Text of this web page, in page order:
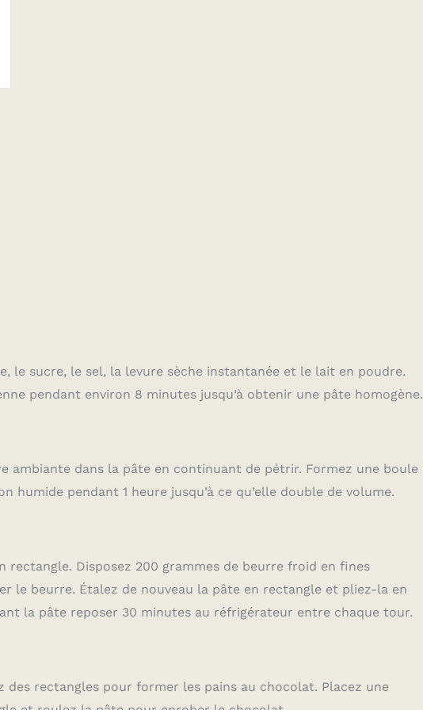
le sucre, le sel, la levure sèche instantanée et le lait en poudre.
pendant environ 8 minutes jusqu’à obtenir une pâte homogène.
ambiante dans la pâte en continuant de pétrir. Formez une boule
humide pendant 1 heure jusqu’à ce qu’elle double de volume.
Disposez 200 grammes de beurre froid en fines
le beurre. Étalez de nouveau la pâte en rectangle et pliez-la en
la pâte reposer 30 minutes au réfrigérateur entre chaque tour.
rectangles pour former les pains au chocolat. Placez une